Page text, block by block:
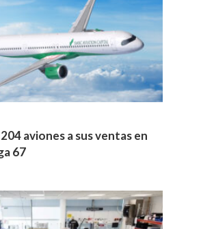
aviones a sus ventas en
67